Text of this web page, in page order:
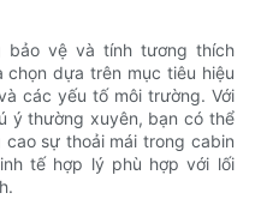
bảo vệ và tính tương thích
dựa trên mục tiêu hiệu
các yếu tố môi trường. Với
ý thường xuyên, bạn có thể
sự thoải mái trong cabin
tế hợp lý phù hợp với lối